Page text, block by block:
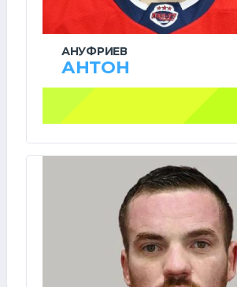
АНУФРИЕВ
АНТОН